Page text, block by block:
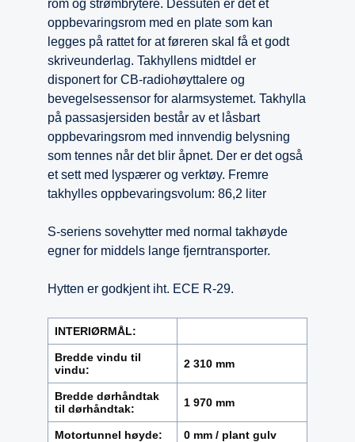
rom og strømbrytere. Dessuten er det et
oppbevaringsrom med en plate som kan
legges på rattet for at føreren skal få et godt
skriveunderlag. Takhyllens midtdel er
disponert for CB-radiohøyttalere og
bevegelsessensor for alarmsystemet. Takhylla
på passasjersiden består av et låsbart
oppbevaringsrom med innvendig belysning
som tennes når det blir åpnet. Der er det også
et sett med lyspærer og verktøy. Fremre
takhylles oppbevaringsvolum: 86,2 liter
S-seriens sovehytter med normal takhøyde
egner for middels lange fjerntransporter.
Hytten er godkjent iht. ECE R-29.
INTERIØRMÅL:
Bredde vindu til
vindu:
2 310 mm
Bredde dørhåndtak
til dørhåndtak:
1 970 mm
Motortunnel høyde: 0 mm / plant gulv